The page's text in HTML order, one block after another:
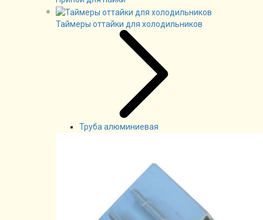
Таймеры оттайки для холодильников
Труба алюминиевая